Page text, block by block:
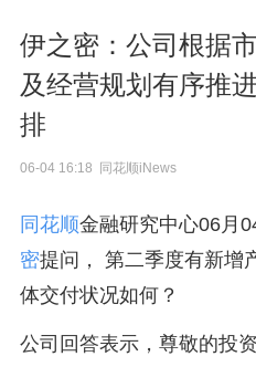
伊之密：公司根据
及经营规划有序推
排
06-04 16:18 同花顺iNews
同花顺金融研究中心06月
密提问， 第二季度有新增
体交付状况如何？
公司回答表示，尊敬的投